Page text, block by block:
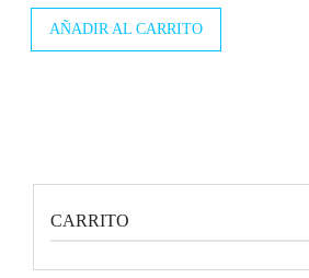
AÑADIR AL CARRITO
CARRITO